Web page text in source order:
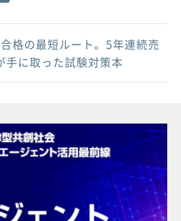
格の最短ルート。5年連続売
手に取った試験対策本